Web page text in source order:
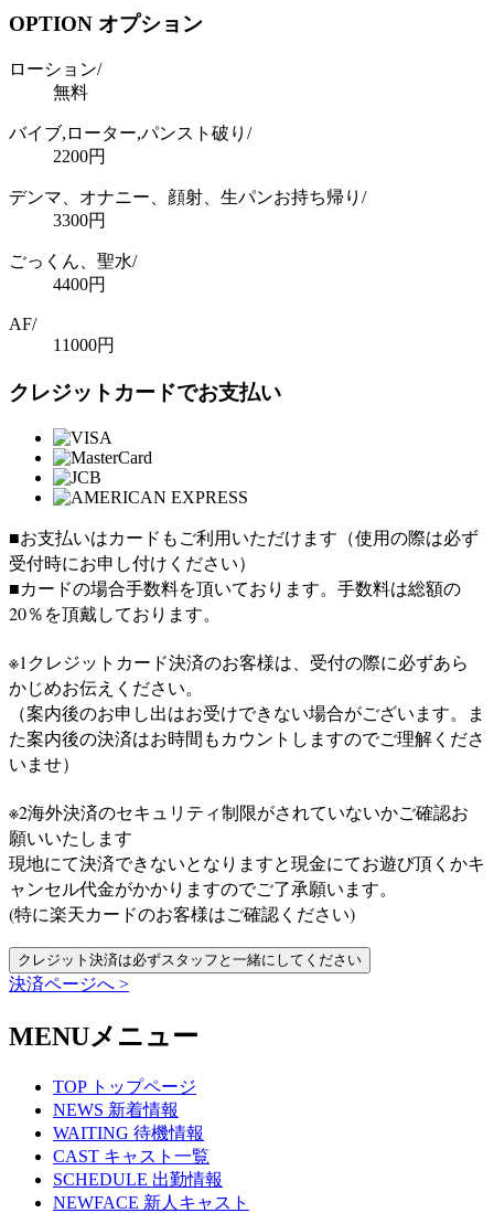
OPTION オプション
ローション/
無料
バイブ,ローター,パンスト破り/
2200円
デンマ、オナニー、顔射、生パンお持ち帰り/
3300円
ごっくん、聖水/
4400円
AF/
11000円
クレジットカードでお支払い
■お支払いはカードもご利用いただけます（使用の際は必ず
受付時にお申し付けください）
■カードの場合手数料を頂いております。手数料は総額の
20％を頂戴しております。
※1クレジットカード決済のお客様は、受付の際に必ずあら
かじめお伝えください。
（案内後のお申し出はお受けできない場合がございます。ま
た案内後の決済はお時間もカウントしますのでご理解くださ
いませ）
※2海外決済のセキュリティ制限がされていないかご確認お
願いいたします
現地にて決済できないとなりますと現金にてお遊び頂くかキ
ャンセル代金がかかりますのでご了承願います。
(特に楽天カードのお客様はご確認ください)
決済ページへ >
MENUメニュー
TOP トップページ
NEWS 新着情報
WAITING 待機情報
CAST キャスト一覧
SCHEDULE 出勤情報
NEWFACE 新人キャスト